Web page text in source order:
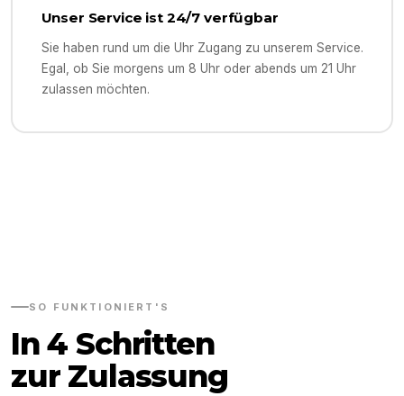
Unser Service ist 24/7 verfügbar
Sie haben rund um die Uhr Zugang zu unserem Service.
Egal, ob Sie morgens um 8 Uhr oder abends um 21 Uhr
zulassen möchten.
SO FUNKTIONIERT'S
In 4 Schritten
zur Zulassung